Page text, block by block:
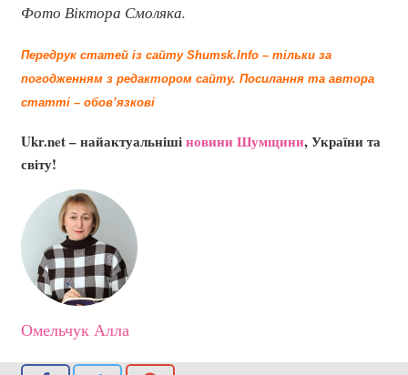
Фото Віктора Смоляка.
Передрук статей із сайту Shumsk.Info – тільки за
погодженням з редактором сайту. Посилання та автора
статті – обов’язкові
Ukr.net – найактуальнішіновини Шумщини, України та
світу!
Омельчук Алла